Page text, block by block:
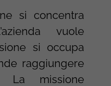
si concentra
vuole
si occupa
raggiungere
La missione